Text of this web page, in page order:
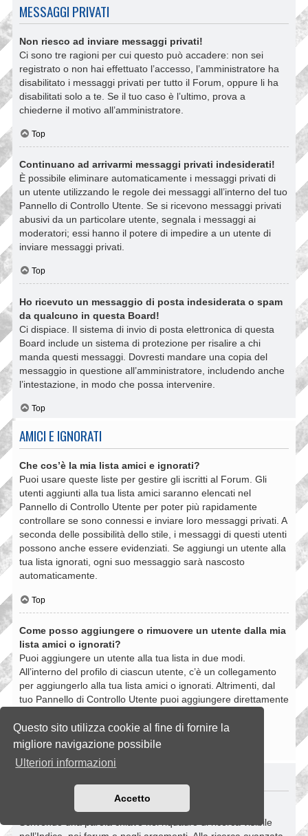
Questo sito utilizza cookie al fine di fornire la
migliore navigazione possibile
Ulteriori informazioni
Accetto
MESSAGGI PRIVATI
Non riesco ad inviare messaggi privati!
Ci sono tre ragioni per cui questo può accadere: non sei
registrato o non hai effettuato l’accesso, l’amministratore ha
disabilitato i messaggi privati per tutto il Forum, oppure li ha
disabilitati solo a te. Se il tuo caso è l’ultimo, prova a
chiederne il motivo all’amministratore.
Top
Continuano ad arrivarmi messaggi privati indesiderati!
È possibile eliminare automaticamente i messaggi privati ​​di
un utente utilizzando le regole dei messaggi all’interno del tuo
Pannello di Controllo Utente. Se si ricevono messaggi privati ​​
abusivi da un particolare utente, segnala i messaggi ai
moderatori; essi hanno il potere di impedire a un utente di
inviare messaggi privati​​.
Top
Ho ricevuto un messaggio di posta indesiderata o spam
da qualcuno in questa Board!
Ci dispiace. Il sistema di invio di posta elettronica di questa
Board include un sistema di protezione per risalire a chi
manda questi messaggi. Dovresti mandare una copia del
messaggio in questione all’amministratore, includendo anche
l’intestazione, in modo che possa intervenire.
Top
AMICI E IGNORATI
Che cos’è la mia lista amici e ignorati?
Puoi usare queste liste per gestire gli iscritti al Forum. Gli
utenti aggiunti alla tua lista amici saranno elencati nel
Pannello di Controllo Utente per poter più rapidamente
controllare se sono connessi e inviare loro messaggi privati. A
seconda delle possibilità dello stile, i messaggi di questi utenti
possono anche essere evidenziati. Se aggiungi un utente alla
tua lista ignorati, ogni suo messaggio sarà nascosto
automaticamente.
Top
Come posso aggiungere o rimuovere un utente dalla mia
lista amici o ignorati?
Puoi aggiungere un utente alla tua lista in due modi.
All’interno del profilo di ciascun utente, c’è un collegamento
per aggiungerlo alla tua lista amici o ignorati. Altrimenti, dal
tuo Pannello di Controllo Utente puoi aggiungere direttamente
rimuovere un utente dalla lista dalla stessa pagina.
Top
Come si fanno le ricerche nella Board?
Scrivendo una parola chiave nel riquadro di ricerca visibile